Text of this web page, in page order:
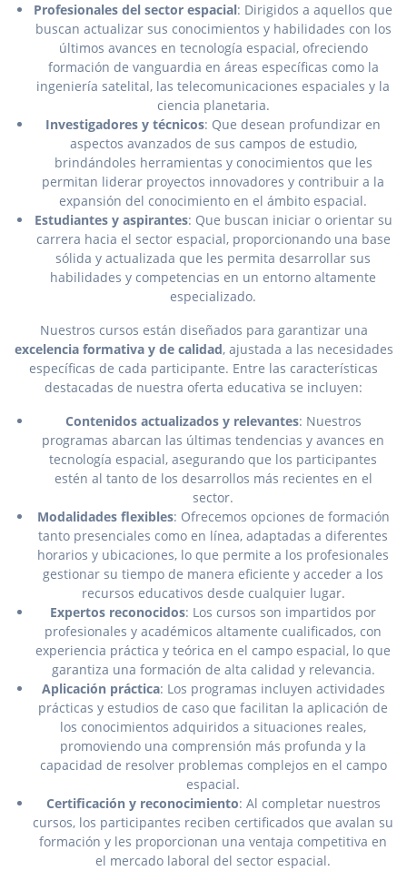
Profesionales del sector espacial: Dirigidos a aquellos que
buscan actualizar sus conocimientos y habilidades con los
últimos avances en tecnología espacial, ofreciendo
formación de vanguardia en áreas específicas como la
ingeniería satelital, las telecomunicaciones espaciales y la
ciencia planetaria.
Investigadores y técnicos: Que desean profundizar en
aspectos avanzados de sus campos de estudio,
brindándoles herramientas y conocimientos que les
permitan liderar proyectos innovadores y contribuir a la
expansión del conocimiento en el ámbito espacial.
Estudiantes y aspirantes: Que buscan iniciar o orientar su
carrera hacia el sector espacial, proporcionando una base
sólida y actualizada que les permita desarrollar sus
habilidades y competencias en un entorno altamente
especializado.
Nuestros cursos están diseñados para garantizar una
excelencia formativa y de calidad, ajustada a las necesidades
específicas de cada participante. Entre las características
destacadas de nuestra oferta educativa se incluyen:
Contenidos actualizados y relevantes: Nuestros
programas abarcan las últimas tendencias y avances en
tecnología espacial, asegurando que los participantes
estén al tanto de los desarrollos más recientes en el
sector.
Modalidades flexibles: Ofrecemos opciones de formación
tanto presenciales como en línea, adaptadas a diferentes
horarios y ubicaciones, lo que permite a los profesionales
gestionar su tiempo de manera eficiente y acceder a los
recursos educativos desde cualquier lugar.
Expertos reconocidos: Los cursos son impartidos por
profesionales y académicos altamente cualificados, con
experiencia práctica y teórica en el campo espacial, lo que
garantiza una formación de alta calidad y relevancia.
Aplicación práctica: Los programas incluyen actividades
prácticas y estudios de caso que facilitan la aplicación de
los conocimientos adquiridos a situaciones reales,
promoviendo una comprensión más profunda y la
capacidad de resolver problemas complejos en el campo
espacial.
Certificación y reconocimiento: Al completar nuestros
cursos, los participantes reciben certificados que avalan su
formación y les proporcionan una ventaja competitiva en
el mercado laboral del sector espacial.